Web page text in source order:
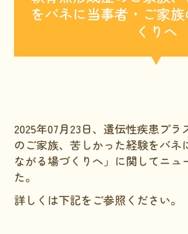
WEBメディアに関するコラム
就労に関するコラム
お金に関するコラム
をバネに当事者・ご家
くりへ
2025年07月23日、遺伝性疾患プ
のご家族、苦しかった経験をバネ
ながる場づくりへ」に関してニュ
た。
詳しくは下記をご参照ください。